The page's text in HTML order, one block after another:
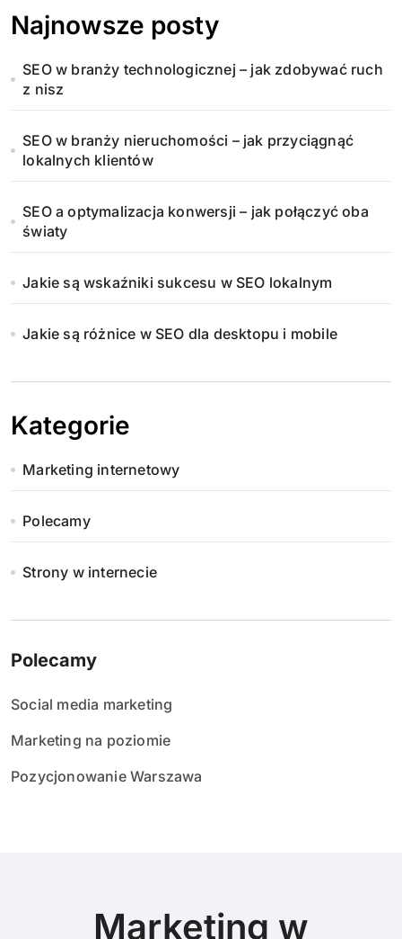
Najnowsze posty
SEO w branży technologicznej – jak zdobywać ruch
z nisz
SEO w branży nieruchomości – jak przyciągnąć
lokalnych klientów
SEO a optymalizacja konwersji – jak połączyć oba
światy
Jakie są wskaźniki sukcesu w SEO lokalnym
Jakie są różnice w SEO dla desktopu i mobile
Kategorie
Marketing internetowy
Polecamy
Strony w internecie
Polecamy
Social media marketing
Marketing na poziomie
Pozycjonowanie Warszawa
Marketing w